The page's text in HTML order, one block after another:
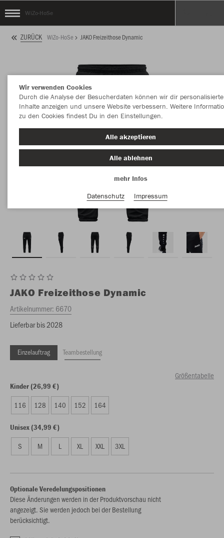
WiZo-HoSe
ZURÜCK WiZo-HoSe JAKO Freizeithose Dynamic
JAKO Freizeithose Dynamic
Artikelnummer: 6670
Lieferbar bis 2028
Einzelauftrag Teambestellung
Größentabelle
Kinder (26,99 €)
116 128 140 152 164
Unisex (34,99 €)
S M L XL XXL 3XL
Optionale Veredelungspositionen
Diese Änderungen werden in der Produktvorschau nicht
angezeigt. Sie werden jedoch bei der Bestellung
berücksichtigt.
Wir verwenden Cookies
Durch die Analyse der Besucherdaten können wir dir personalisierte
Inhalte anzeigen und unsere Website verbessern. Weitere
zu den Cookies findest Du in den Einstellungen.
Alle akzeptieren
Alle ablehnen
mehr Infos
Datenschutz
Impressum